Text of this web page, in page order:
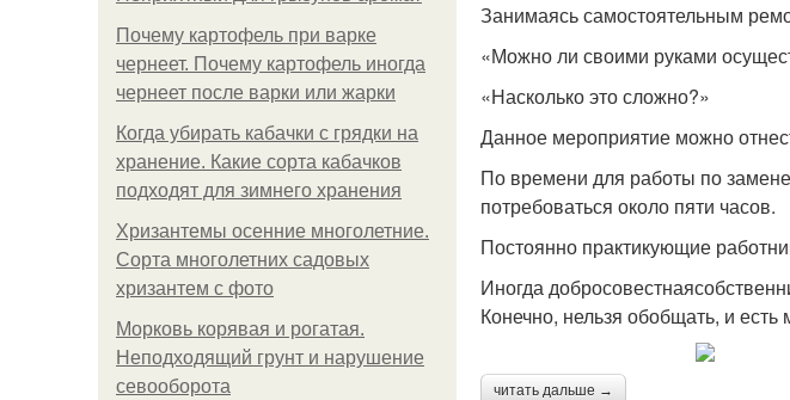
Почему картофель при варке
чернеет. Почему картофель иногда
чернеет после варки или жарки
Когда убирать кабачки с грядки на
хранение. Какие сорта кабачков
подходят для зимнего хранения
Хризантемы осенние многолетние.
Сорта многолетних садовых
хризантем с фото
Морковь корявая и рогатая.
Неподходящий грунт и нарушение
севооборота
Занимаясь самостоятельным
«Можно ли своими руками
«Насколько это сложно?»
Данное мероприятие можно
По времени для работы по
потребоваться около пяти часов.
Постоянно практикующие
Иногда
Конечно, нельзя обобщать, и
читать дальше →